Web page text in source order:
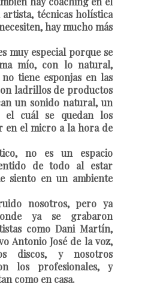
técnicas holística
hay mucho más
muy especial porque se
mío, con lo natural,
tiene esponjas en las
ladrillos de productos
un sonido natural, un
el cuál se quedan los
en el micro a la hora de
no es un espacio
de todo al estar
siento en un ambiente
nosotros, pero ya
ya se grabaron
como Dani Martín,
Antonio José de la voz,
discos, y nosotros
los profesionales, y
como en casa.